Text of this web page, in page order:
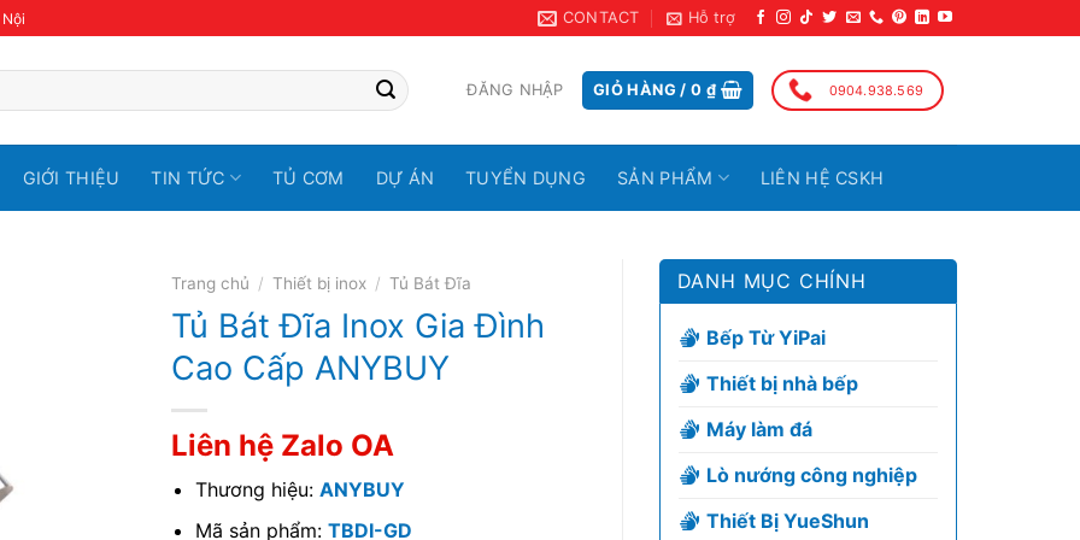
CONTACT Hỗ trợ
ĐĂNG NHẬP GIỎ HÀNG /0 ₫ 0904.938.569
GIỚI THIỆU TIN TỨC TỦ CƠM DỰ ÁN TUYỂN DỤNG SẢN PHẨM LIÊN HỆ CSKH
Trang chủ / Thiết bị inox / Tủ Bát Đĩa
Tủ Bát Đĩa Inox Gia Đình
Cao Cấp ANYBUY
Liên hệ Zalo OA
Thương hiệu:ANYBUY
Mã sản phẩm:TBDI-GD
DANH MỤC CHÍNH
Bếp Từ YiPai
Thiết bị nhà bếp
Máy làm đá
Lò nướng công nghiệp
Thiết Bị YueShun